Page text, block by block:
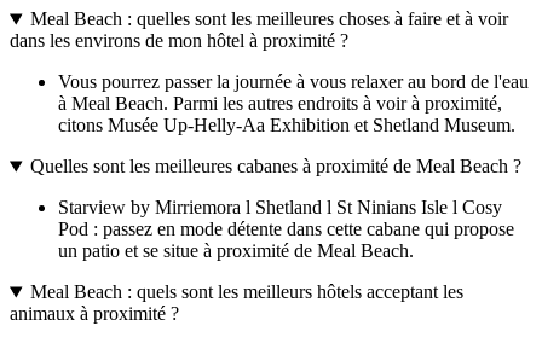
Meal Beach : quelles sont les meilleures choses à faire et à voir
dans les environs de mon hôtel à proximité ?
Vous pourrez passer la journée à vous relaxer au bord de l'eau
à Meal Beach. Parmi les autres endroits à voir à proximité,
citons Musée Up-Helly-Aa Exhibition et Shetland Museum.
Quelles sont les meilleures cabanes à proximité de Meal Beach ?
Starview by Mirriemora l Shetland l St Ninians Isle l Cosy
Pod : passez en mode détente dans cette cabane qui propose
un patio et se situe à proximité de Meal Beach.
Meal Beach : quels sont les meilleurs hôtels acceptant les
animaux à proximité ?